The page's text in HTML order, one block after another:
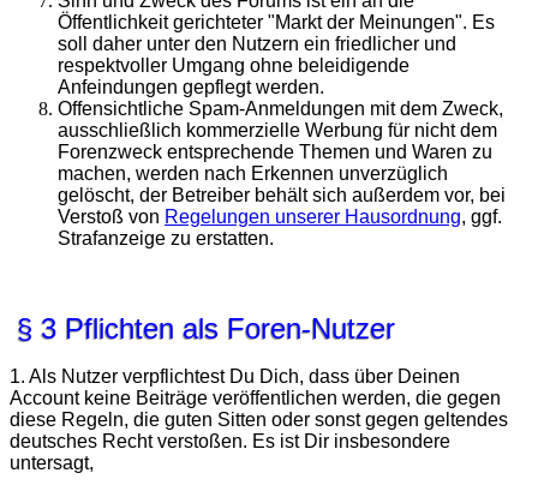
Öffentlichkeit gerichteter "Markt der Meinungen". Es
soll daher unter den Nutzern ein friedlicher und
respektvoller Umgang ohne beleidigende
Anfeindungen gepflegt werden.
Offensichtliche Spam-Anmeldungen mit dem Zweck,
ausschließlich kommerzielle Werbung für nicht dem
Forenzweck entsprechende Themen und Waren zu
machen, werden nach Erkennen unverzüglich
gelöscht, der Betreiber behält sich außerdem vor, bei
Verstoß von Regelungen unserer Hausordnung, ggf.
Strafanzeige zu erstatten.
§ 3 Pflichten als Foren-Nutzer
1. Als Nutzer verpflichtest Du Dich, dass über Deinen
Account keine Beiträge veröffentlichen werden, die gegen
diese Regeln, die guten Sitten oder sonst gegen geltendes
deutsches Recht verstoßen. Es ist Dir insbesondere
untersagt,